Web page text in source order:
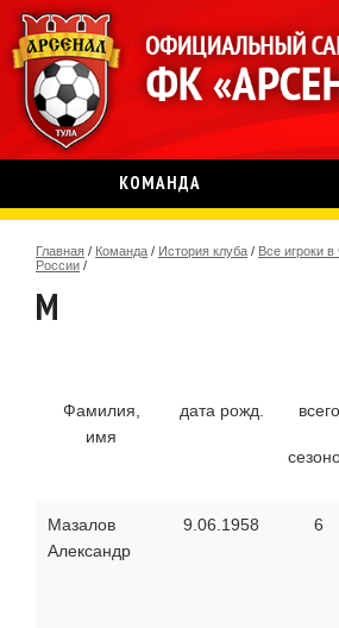
КОМАНДА
Главная / Команда / История клуба / Все игроки
России /
М
Фамилия,
имя
дата рожд. всего
Мазалов
Александр
9.06.1958 6